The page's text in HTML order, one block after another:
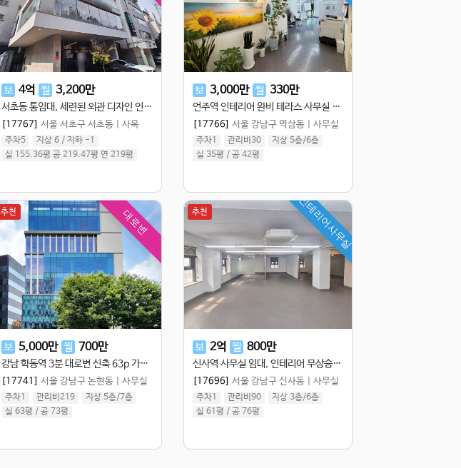
보 4억 월 3,200만
서초동 통임대, 세련된 외관 디자인 인테리어 완비 통임대
[17767] 서울 서초구 서초동 사옥
주차5 지상 6 / 지하 -1
실 155.36평 공 219.47평 연 219평
보 3,000만 월 330만
언주역 인테리어 완비 테라스 사무실 임대 무상인수
[17766] 서울 강남구 역삼동 사무실
주차1 관리비30 지상 5층/6층
실 35평 / 공 42평
대로변
추천
보 5,000만 월 700만
강남 학동역 3분 대로변 신축 63p 가성비 사무실 / 논현동 강남구청역 사무실 임대
[17741] 서울 강남구 논현동 사무실
주차1 관리비219 지상 5층/7층
실 63평 / 공 73평
인테리어사무실
추천
보 2억 월 800만
신사역 사무실 임대, 인테리어 무상승계 병의원 가능
[17696] 서울 강남구 신사동 사무실
주차1 관리비90 지상 3층/6층
실 61평 / 공 76평